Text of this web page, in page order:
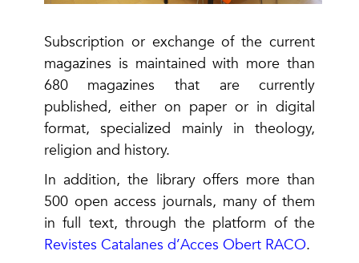
Subscription or exchange of the current
magazines is maintained with more than
680 magazines that are currently
published, either on paper or in digital
format, specialized mainly in theology,
religion and history.
In addition, the library offers more than
500 open access journals, many of them
in full text, through the platform of the
Revistes Catalanes d’Acces Obert RACO.